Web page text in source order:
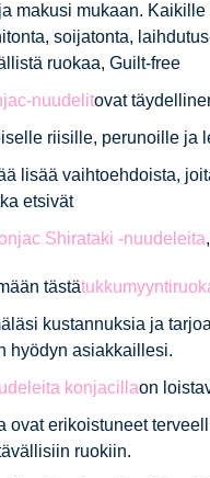
makusi mukaan.
soijatonta,
ruokaa, Guilt-free
nuudelitovat
riisille, perunoille ja
lisää vaihtoehdoista,
etsivät
Shirataki -nuudeleita
tästä
kustannuksia ja
hyödyn asiakkaillesi.
konjacillaon
ovat erikoistuneet
ruokiin.